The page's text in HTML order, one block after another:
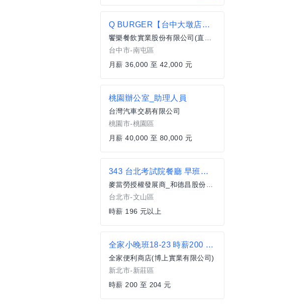
Q BURGER【台中大墩店】月薪最高42,000 X儲備幹部一頭班X 歡迎轉職、新鮮人加入
饗樂餐飲實業股份有限公司(直營總公司)
台中市-南屯區
月薪 36,000 至 42,000 元
桃園辦公室_助理人員
台灣汽車交易有限公司
桃園市-桃園區
月薪 40,000 至 80,000 元
343 台北考試院餐廳 早班服務員(兼職)
麥當勞授權發展商_和德昌股份有限公司
台北市-文山區
時薪 196 元以上
全家小晚班18-23 時薪200 新莊中環
全家便利商店(博上實業有限公司)
新北市-新莊區
時薪 200 至 204 元